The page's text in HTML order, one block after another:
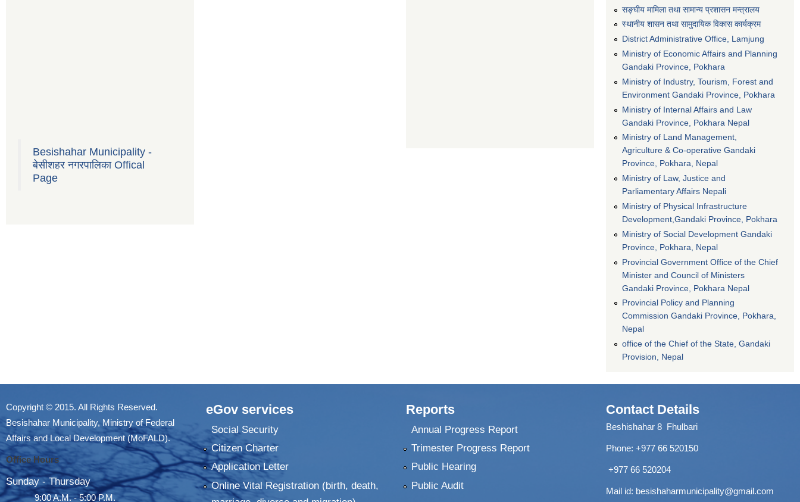
Besishahar Municipality -
बेसीशहर नगरपालिका Offical
Page
सङ्घीय मामिला तथा सामान्य प्रशासन मन्त्रालय
स्थानीय शासन तथा सामुदायिक विकास कार्यक्रम
District Administrative Office, Lamjung
Ministry of Economic Affairs and Planning
Gandaki Province, Pokhara
Ministry of Industry, Tourism, Forest and
Environment Gandaki Province, Pokhara
Ministry of Internal Affairs and Law
Gandaki Province, Pokhara Nepal
Ministry of Land Management,
Agriculture & Co-operative Gandaki
Province, Pokhara, Nepal
Ministry of Law, Justice and
Parliamentary Affairs Nepali
Ministry of Physical Infrastructure
Development,Gandaki Province, Pokhara
Ministry of Social Development Gandaki
Province, Pokhara, Nepal
Provincial Government Office of the Chief
Minister and Council of Ministers
Gandaki Province, Pokhara Nepal
Provincial Policy and Planning
Commission Gandaki Province, Pokhara,
Nepal
office of the Chief of the State, Gandaki
Provision, Nepal
Copyright © 2015. All Rights Reserved.
Besishahar Municipality, Ministry of Federal
Affairs and Local Development (MoFALD).
Office Hours
Sunday - Thursday
9:00 A.M. - 5:00 P.M.
eGov services
Social Security
Citizen Charter
Application Letter
Online Vital Registration (birth, death,
Reports
Annual Progress Report
Trimester Progress Report
Public Hearing
Public Audit
Contact Details
Beshishahar 8 Fhulbari
Phone: +977 66 520150
+977 66 520204
Mail id: besishaharmunicipality@gmail.com